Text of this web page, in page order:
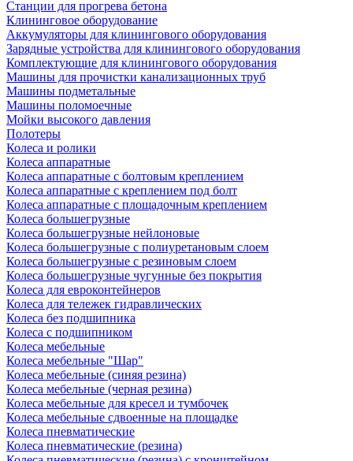
Станции для прогрева бетона
Клининговое оборудование
Аккумуляторы для клинингового оборудования
Зарядные устройства для клинингового оборудования
Комплектующие для клинингового оборудования
Машины для прочистки канализационных труб
Машины подметальные
Машины поломоечные
Мойки высокого давления
Полотеры
Колеса и ролики
Колеса аппаратные
Колеса аппаратные с болтовым креплением
Колеса аппаратные с креплением под болт
Колеса аппаратные с площадочным креплением
Колеса большегрузные
Колеса большегрузные нейлоновые
Колеса большегрузные с полиуретановым слоем
Колеса большегрузные с резиновым слоем
Колеса большегрузные чугунные без покрытия
Колеса для евроконтейнеров
Колеса для тележек гидравлических
Колеса без подшипника
Колеса с подшипником
Колеса мебельные
Колеса мебельные "Шар"
Колеса мебельные (синяя резина)
Колеса мебельные (черная резина)
Колеса мебельные для кресел и тумбочек
Колеса мебельные сдвоенные на площадке
Колеса пневматические
Колеса пневматические (резина)